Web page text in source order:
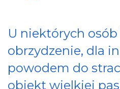
U niektórych
obrzydzenie, dla
powodem do
obiekt wielkiej